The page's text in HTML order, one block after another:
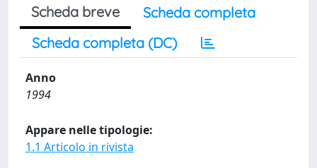
Scheda breve
Scheda completa
Scheda completa (DC)
Anno
1994
Appare nelle tipologie:
1.1 Articolo in rivista